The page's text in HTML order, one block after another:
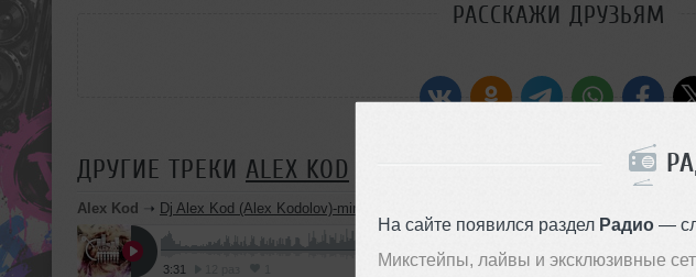
На сайте появился раздел Радио—
Микстейпы, лайвы и эксклюзивные
РАССКАЖИ ДРУЗЬЯМ
ДРУГИЕ ТРЕКИ ALEX KOD
Alex Kod ➝ Dj Alex Kod (Alex Kodolov)-minus3
3:31 4.9 MB, 192